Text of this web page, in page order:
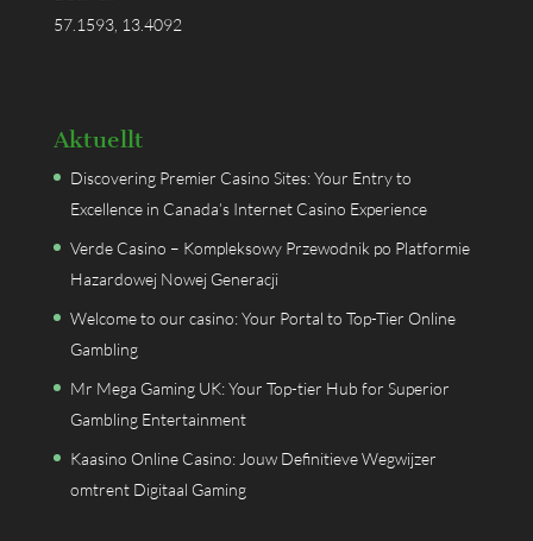
57.1593, 13.4092
Aktuellt
Discovering Premier Casino Sites: Your Entry to
Excellence in Canada’s Internet Casino Experience
Verde Casino – Kompleksowy Przewodnik po Platformie
Hazardowej Nowej Generacji
Welcome to our casino: Your Portal to Top-Tier Online
Gambling
Mr Mega Gaming UK: Your Top-tier Hub for Superior
Gambling Entertainment
Kaasino Online Casino: Jouw Definitieve Wegwijzer
omtrent Digitaal Gaming